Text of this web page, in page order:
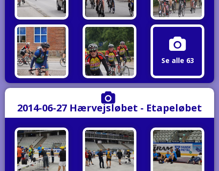
Se alle 63
2014-06-27 Hærvejsløbet - Etapeløbet